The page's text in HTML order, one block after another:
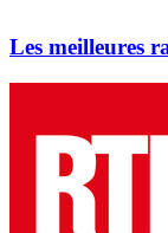
Les meilleures